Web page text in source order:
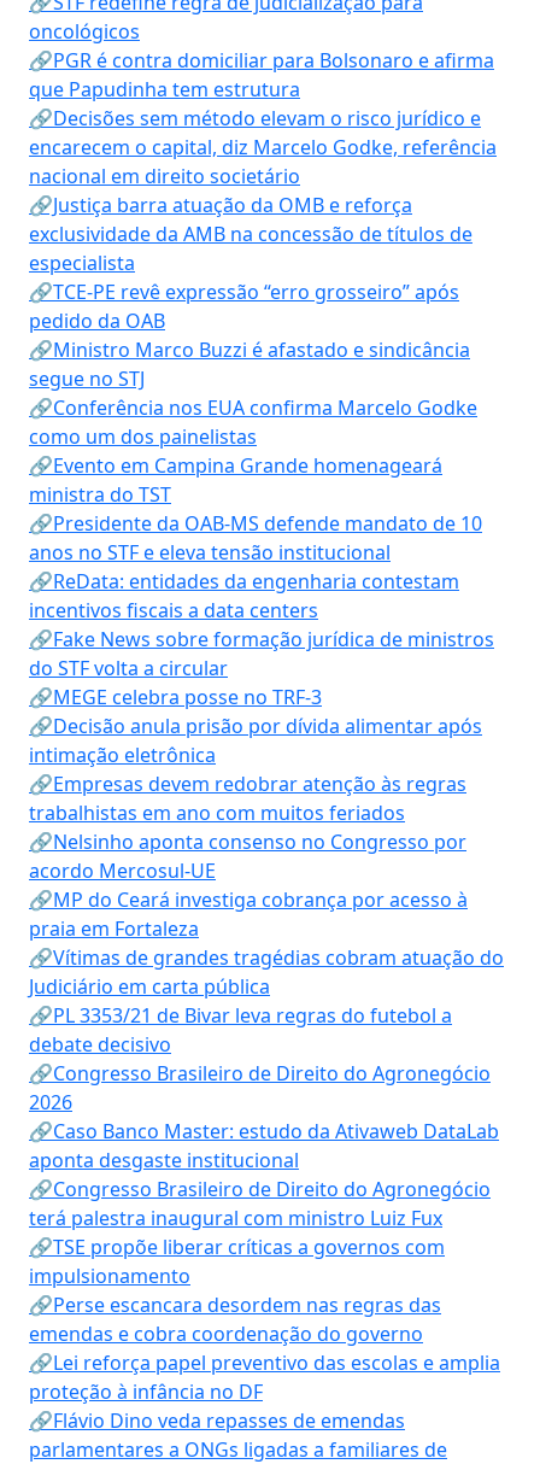
oncológicos
🔗PGR é contra domiciliar para Bolsonaro e afirma
que Papudinha tem estrutura
🔗Decisões sem método elevam o risco jurídico e
encarecem o capital, diz Marcelo Godke, referência
nacional em direito societário
🔗Justiça barra atuação da OMB e reforça
exclusividade da AMB na concessão de títulos de
especialista
🔗TCE-PE revê expressão “erro grosseiro” após
pedido da OAB
🔗Ministro Marco Buzzi é afastado e sindicância
segue no STJ
🔗Conferência nos EUA confirma Marcelo Godke
como um dos painelistas
🔗Evento em Campina Grande homenageará
ministra do TST
🔗Presidente da OAB-MS defende mandato de 10
anos no STF e eleva tensão institucional
🔗ReData: entidades da engenharia contestam
incentivos fiscais a data centers
🔗Fake News sobre formação jurídica de ministros
do STF volta a circular
🔗MEGE celebra posse no TRF-3
🔗Decisão anula prisão por dívida alimentar após
intimação eletrônica
🔗Empresas devem redobrar atenção às regras
trabalhistas em ano com muitos feriados
🔗Nelsinho aponta consenso no Congresso por
acordo Mercosul-UE
🔗MP do Ceará investiga cobrança por acesso à
praia em Fortaleza
🔗Vítimas de grandes tragédias cobram atuação do
Judiciário em carta pública
🔗PL 3353/21 de Bivar leva regras do futebol a
debate decisivo
🔗Congresso Brasileiro de Direito do Agronegócio
2026
🔗Caso Banco Master: estudo da Ativaweb DataLab
aponta desgaste institucional
🔗Congresso Brasileiro de Direito do Agronegócio
terá palestra inaugural com ministro Luiz Fux
🔗TSE propõe liberar críticas a governos com
impulsionamento
🔗Perse escancara desordem nas regras das
emendas e cobra coordenação do governo
🔗Lei reforça papel preventivo das escolas e amplia
proteção à infância no DF
🔗Flávio Dino veda repasses de emendas
parlamentares a ONGs ligadas a familiares de